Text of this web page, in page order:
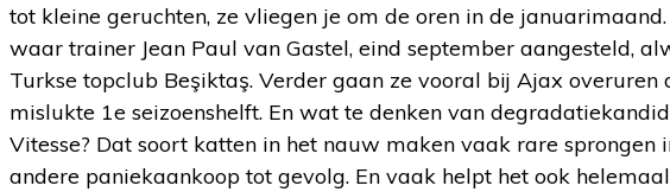
tot kleine geruchten, ze vliegen je om de oren in de
waar trainer Jean Paul van Gastel, eind september aangesteld,
Turkse topclub Beşiktaş. Verder gaan ze vooral bij Ajax overuren
mislukte 1e seizoenshelft. En wat te denken van
Vitesse? Dat soort katten in het nauw maken vaak rare sprongen
andere paniekaankoop tot gevolg. En vaak helpt het ook